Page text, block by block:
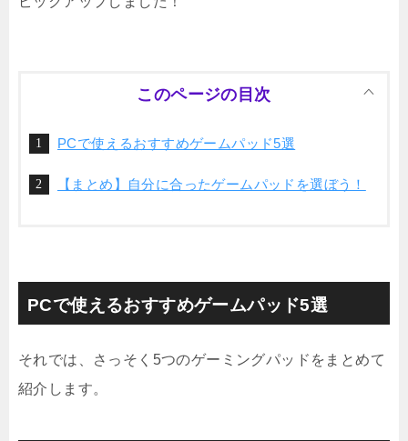
このページの目次
PCで使えるおすすめゲームパッド5選
【まとめ】自分に合ったゲームパッドを選ぼう！
PCで使えるおすすめゲームパッド5選
それでは、さっそく5つのゲーミングパッドをまとめて
紹介します。